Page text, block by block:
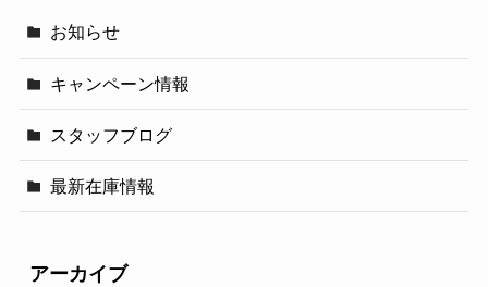
お知らせ
キャンペーン情報
スタッフブログ
最新在庫情報
アーカイブ